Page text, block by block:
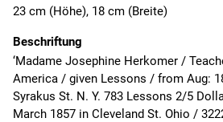
23 cm (Höhe), 18 cm (Breite)
Beschriftung
‘Madame Josephine Herkomer /
America / given Lessons / from Aug:
Syrakus St. N. Y. 783 Lessons 2/5
March 1857 in Cleveland St. Ohio /